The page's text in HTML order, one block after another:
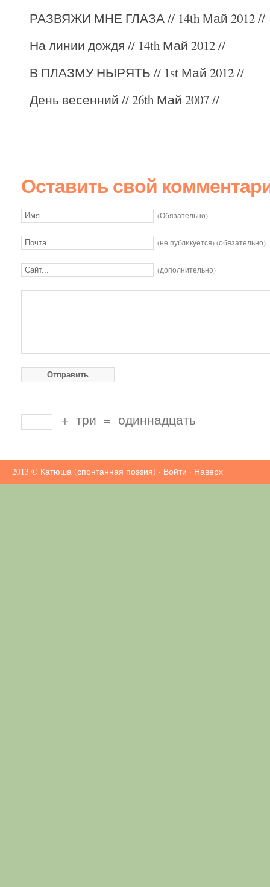
РАЗВЯЖИ МНЕ ГЛАЗА// 14th Май 2012 //
На линии дождя // 14th Май 2012 //
В ПЛАЗМУ НЫРЯТЬ // 1st Май 2012 //
День весенний // 26th Май 2007 //
Оставить свой
(Обязательно)
(не публикуется) (обязательно)
(дополнительно)
+ три = одиннадцать
2013 © Катюша (спонтанная поэзия) · Войти · Наверх